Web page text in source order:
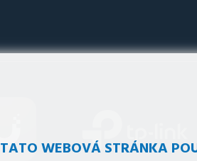
TATO WEBOVÁ STRÁNKA